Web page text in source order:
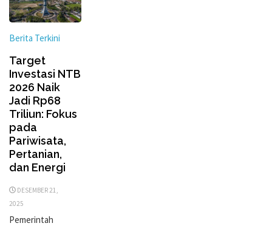
Berita Terkini
Target
Investasi NTB
2026 Naik
Jadi Rp68
Triliun: Fokus
pada
Pariwisata,
Pertanian,
dan Energi
DESEMBER 21,
2025
Pemerintah